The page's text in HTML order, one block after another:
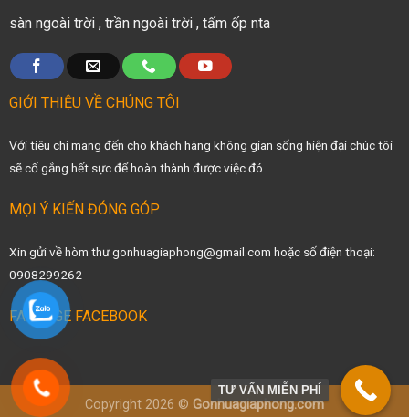
sàn ngoài trời, trần ngoài trời, tấm ốp nta
GIỚI THIỆU VỀ CHÚNG TÔI
Với tiêu chí mang đến cho khách hàng không gian sống hiện đại chúc tôi
sẽ cố gắng hết sực để hoàn thành được việc đó
MỌI Ý KIẾN ĐÓNG GÓP
Xin gửi về hòm thư gonhuagiaphong@gmail.com hoặc số điện thoại:
0908299262
FANPAGE FACEBOOK
Copyright 2026 © Gonhuagiaphong.com
TƯ VẤN MIỄN PHÍ